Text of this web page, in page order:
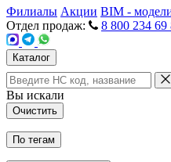
Филиалы Акции BIM -
Отдел продаж:
8 800 234 69
Каталог
Вы искали
Очистить
По тегам